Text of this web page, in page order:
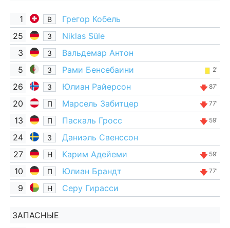
1 В
Грегор Кобель
25
З
Niklas Süle
3
З
Вальдемар Антон
5
З Рами Бенсебаини 2'
26 З Юлиан Райерсон 87'
20 П Марсель Забитцер 77'
13 П Паскаль Гросс 59'
24 З
Даниэль Свенссон
27
Н Карим Адейеми 59'
10 П Юлиан Брандт 77'
9 Н Серу Гирасси
ЗАПАСНЫЕ